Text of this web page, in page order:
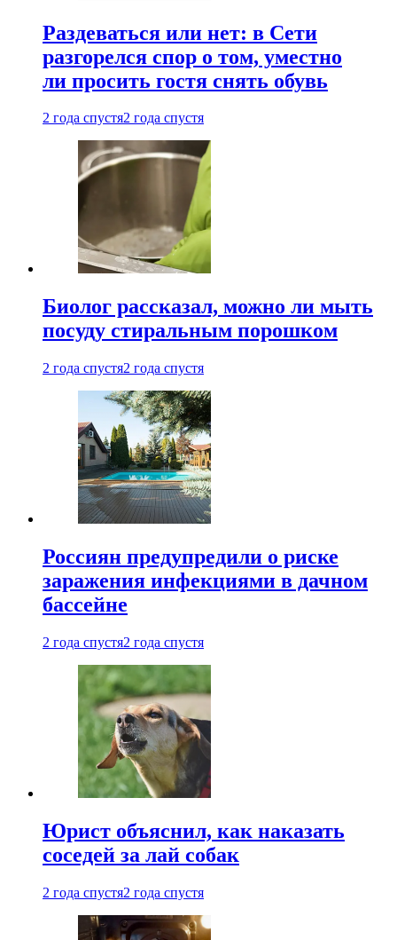
Раздеваться или нет: в Сети
разгорелся спор о том, уместно
ли просить гостя снять обувь
2 года спустя2 года спустя
Биолог рассказал, можно ли мыть
посуду стиральным порошком
2 года спустя2 года спустя
Россиян предупредили о риске
заражения инфекциями в дачном
бассейне
2 года спустя2 года спустя
Юрист объяснил, как наказать
соседей за лай собак
2 года спустя2 года спустя